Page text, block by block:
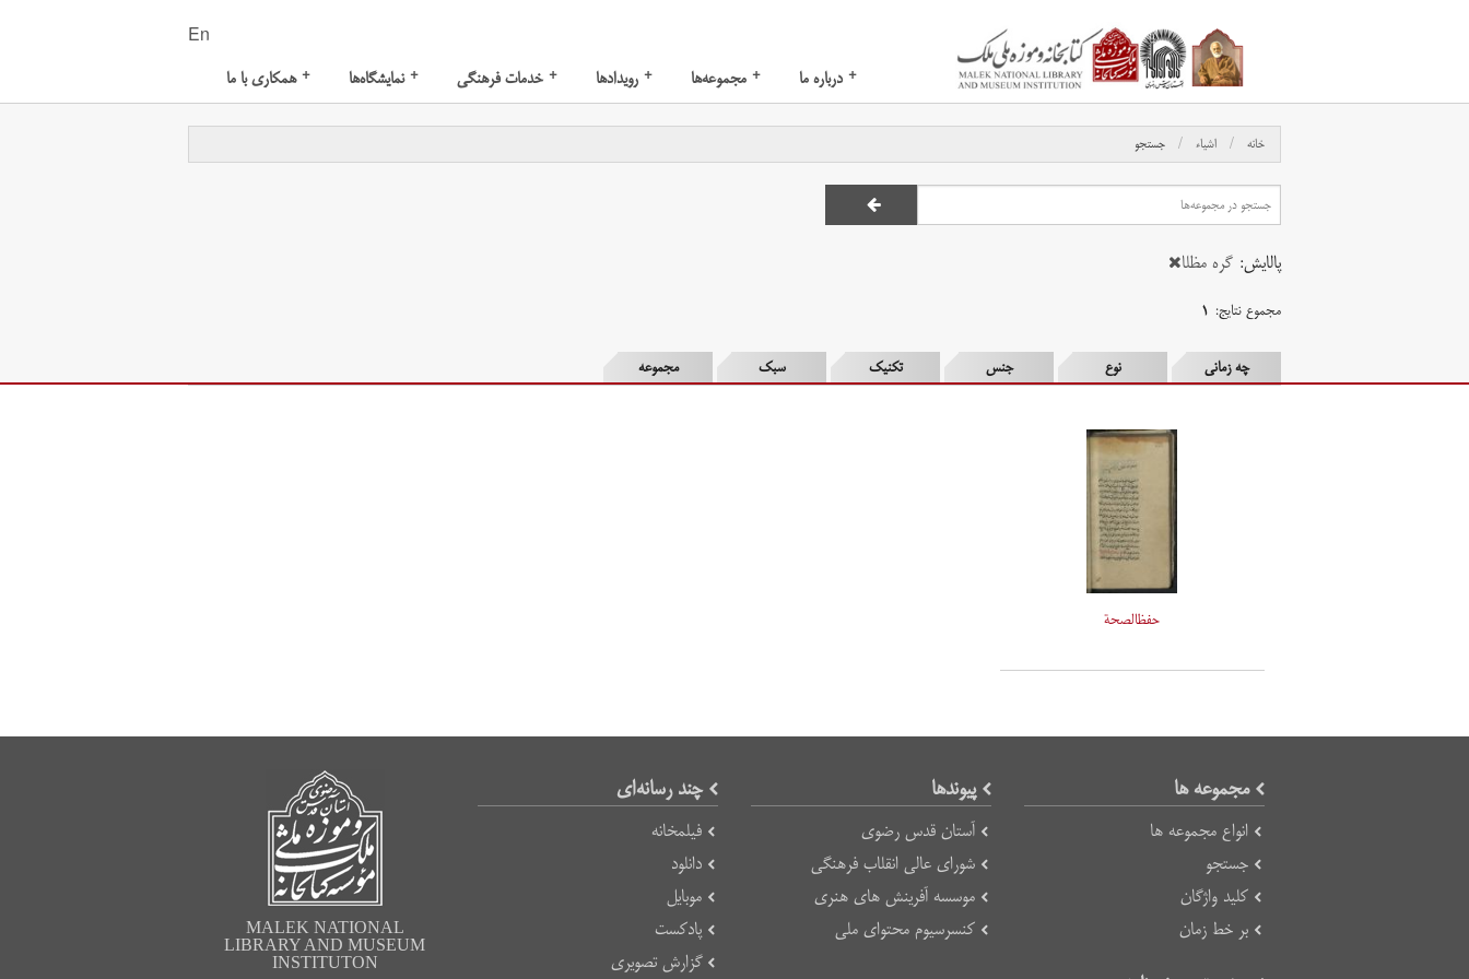
En
همکاری با ما + نمایشگاه‌ها + خدمات فرهنگی + رویدادها + مجموعه‌ها + درباره ما +
خانه اشیاء جستجو
پالایش:گره مظلا
مجموع نتایج: ۱
چه زمانی نوع جنس تکنیک سبک مجموعه
حفظالصحة
مجموعه ها
انواع مجموعه ها
جستجو
کلید واژگان
بر خط زمان
پیوند‌ها
آستان قدس رضوی
شورای عالی انقلاب فرهنگی
موسسه آفرینش های هنری
کنسرسیوم محتوای ملی
چند رسانه‌ای
فیلمخانه
دانلود
موبایل
پادکست
گزارش تصویری
MALEK NATIONAL
LIBRARY AND MUSEUM
INSTITUTON